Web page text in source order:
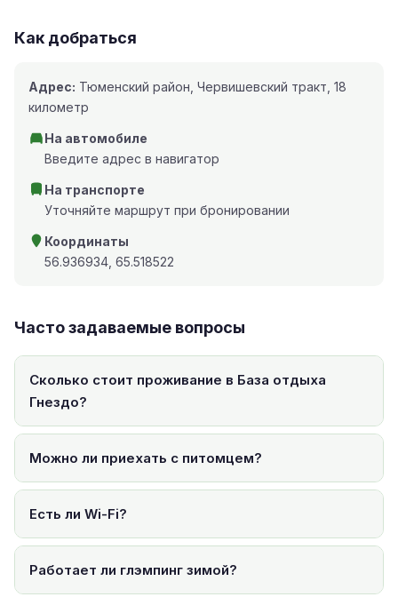
Как добраться
Адрес: Тюменский район, Червишевский тракт, 18
километр
На автомобиле
Введите адрес в навигатор
На транспорте
Уточняйте маршрут при бронировании
Координаты
56.936934, 65.518522
Часто задаваемые вопросы
Сколько стоит проживание в База отдыха
Гнездо?
Можно ли приехать с питомцем?
Есть ли Wi-Fi?
Работает ли глэмпинг зимой?